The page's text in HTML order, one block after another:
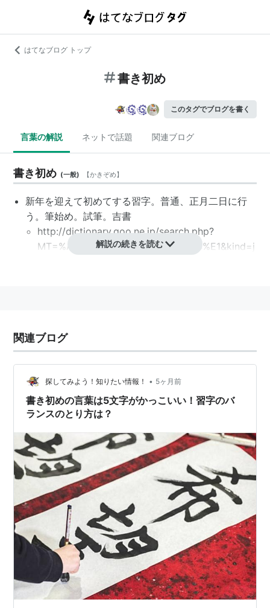
はてなブログ トップ
書き初め
このタグでブログを書く
言葉の解説 ネットで話題 関連ブログ
書き初め (一般) 【かきぞめ】
新年を迎えて初めてする習字。普通、正月二日に行
う。筆始め。試筆。吉書
http://dictionary.goo.ne.jp/search.php?
MT=%A4%AB%A4%AD%A4%BE%A4%E1&kind=j
解説の続きを読む
関連ブログ
探してみよう！知りたい情報！ • 5ヶ月前
書き初めの言葉は5文字がかっこいい！習字のバ
ランスのとり方は？